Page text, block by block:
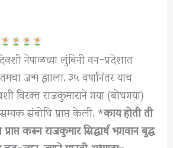
नेपाळच्या लुंबिनी वन-प्रदेशात
जन्म झाला. ३५ वर्षाांनंतर याच
विरक्त राजकुमाराने गया (बोधगया)
संबोधि प्राप्त केली. *काय होती ती
करून राजकुमार सिद्धार्थ भगवान बुद्ध